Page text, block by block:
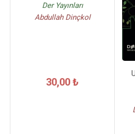
Der Yayınları
Abdullah Dinçkol
30,00 ₺